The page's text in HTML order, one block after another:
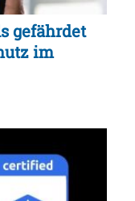
gefährdet
im